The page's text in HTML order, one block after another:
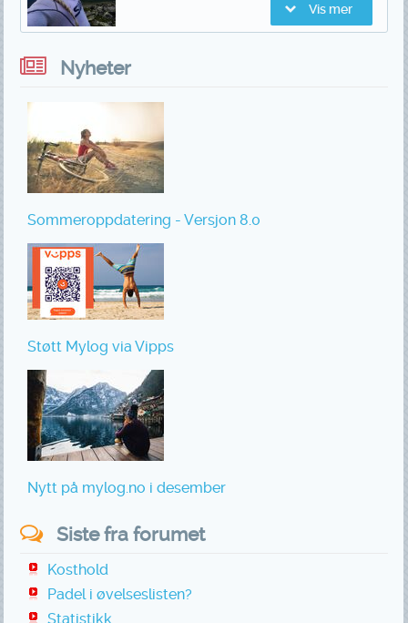
Vis mer
Nyheter
Sommeroppdatering - Versjon 8.0
Støtt Mylog via Vipps
Nytt på mylog.no i desember
Siste fra forumet
Kosthold
Padel i øvelseslisten?
Statistikk